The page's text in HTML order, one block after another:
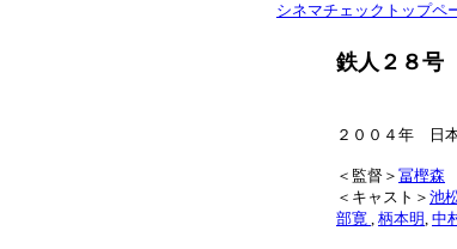
シネマチェックトップペ
鉄人２８号
２００４年 日
＜監督＞ 冨樫森
＜キャスト＞ 池
部寛 , 柄本明, 中